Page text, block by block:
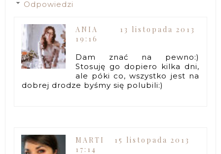
Odpowiedzi
ANIA
13 listopada 2013
19:16
Dam znać na pewno:)
Stosuję go dopiero kilka dni,
ale póki co, wszystko jest na
dobrej drodze byśmy się polubili:)
MARTI
15 listopada 2013
17:14